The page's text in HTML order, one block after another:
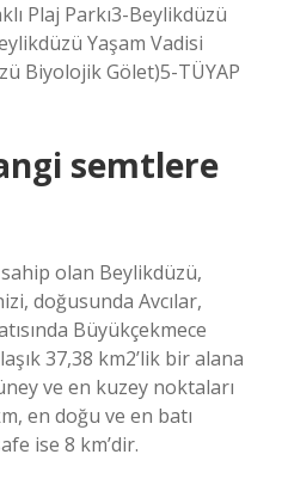
Plaj Parkı3-Beylikdüzü
Yaşam Vadisi
Biyolojik Gölet)5-TÜYAP
semtlere
olan Beylikdüzü,
doğusunda Avcılar,
Büyükçekmece
37,38 km2’lik bir alana
ve en kuzey noktaları
en doğu ve en batı
ise 8 km’dir.